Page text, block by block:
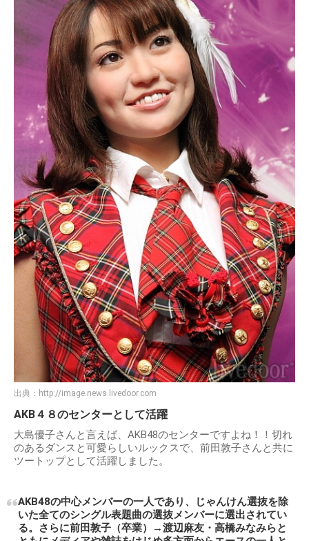
出典： http://image.news.livedoor.com
AKB４８のセンターとして活躍
大島優子さんと言えば、AKB48のセンターですよね！！切れ
のあるダンスと可愛らしいルックスで、前田敦子さんと共に
ツートップとして活躍しました。
AKB48の中心メンバーの一人であり、じゃんけん選抜を除
いた全てのシングル表題曲の選抜メンバーに選出されてい
る。さらに前田敦子（卒業）→渡辺麻友・高橋みなみらと